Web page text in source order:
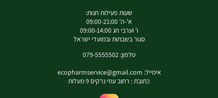
שעות פעילות חנות:
א'-ה' 09:00-21:00
ו' וערבי חג 09:00-14:00
סגור בשבתות ובמועדי ישראל
טלפון: 079-5555502
אימייל: ecopharmservice@gmail.com
כתובת : רחוב עוזי נרקיס 9 מעלות